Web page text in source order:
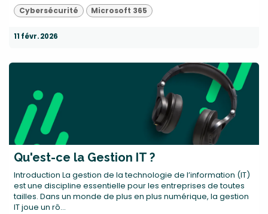
Cybersécurité Microsoft 365
11 févr. 2026
Qu'est-ce la Gestion IT ?
Introduction La gestion de la technologie de l’information (IT)
est une discipline essentielle pour les entreprises de toutes
tailles. Dans un monde de plus en plus numérique, la gestion
IT joue un rô...